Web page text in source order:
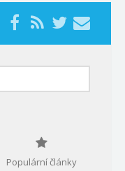
Populární články